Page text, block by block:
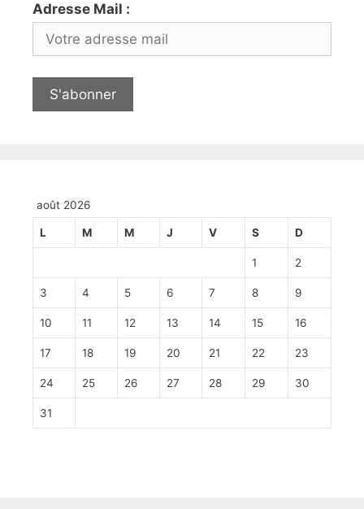
Adresse Mail :
août 2026
L M M J V S D
1 2
3 4 5 6 7 8 9
10 11 12 13 14 15 16
17 18 19 20 21 22 23
24 25 26 27 28 29 30
31